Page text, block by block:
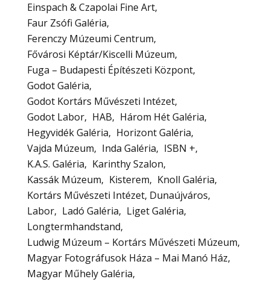
Einspach & Czapolai Fine Art
Faur Zsófi Galéria
Ferenczy Múzeumi Centrum
Fővárosi Képtár/Kiscelli Múzeum
Fuga – Budapesti Építészeti Központ
Godot Galéria
Godot Kortárs Művészeti Intézet
Godot Labor
HAB
Három Hét Galéria
Hegyvidék Galéria
Horizont Galéria
Vajda Múzeum
Inda Galéria
ISBN +
K.A.S. Galéria
Karinthy Szalon
Kassák Múzeum
Kisterem
Knoll Galéria
Kortárs Művészeti Intézet, Dunaújváros
Labor
Ladó Galéria
Liget Galéria
Longtermhandstand
Ludwig Múzeum – Kortárs Művészeti Múzeum
Magyar Fotográfusok Háza – Mai Manó Ház
Magyar Műhely Galéria